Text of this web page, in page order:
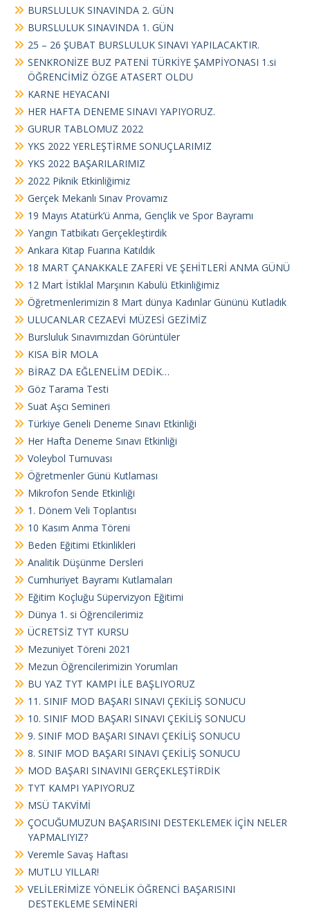
BURSLULUK SINAVINDA 2. GÜN
BURSLULUK SINAVINDA 1. GÜN
25 – 26 ŞUBAT BURSLULUK SINAVI YAPILACAKTIR.
SENKRONİZE BUZ PATENİ TÜRKİYE ŞAMPİYONASI 1.si
ÖĞRENCİMİZ ÖZGE ATASERT OLDU
KARNE HEYACANI
HER HAFTA DENEME SINAVI YAPIYORUZ.
GURUR TABLOMUZ 2022
YKS 2022 YERLEŞTİRME SONUÇLARIMIZ
YKS 2022 BAŞARILARIMIZ
2022 Piknik Etkinliğimiz
Gerçek Mekanlı Sınav Provamız
19 Mayıs Atatürk’ü Anma, Gençlik ve Spor Bayramı
Yangın Tatbikatı Gerçekleştirdik
Ankara Kitap Fuarına Katıldık
18 MART ÇANAKKALE ZAFERİ VE ŞEHİTLERİ ANMA GÜNÜ
12 Mart İstiklal Marşının Kabulü Etkinliğimiz
Öğretmenlerimizin 8 Mart dünya Kadınlar Gününü Kutladık
ULUCANLAR CEZAEVİ MÜZESİ GEZİMİZ
Bursluluk Sınavımızdan Görüntüler
KISA BİR MOLA
BİRAZ DA EĞLENELİM DEDİK…
Göz Tarama Testi
Suat Aşcı Semineri
Türkiye Geneli Deneme Sınavı Etkinliği
Her Hafta Deneme Sınavı Etkinliği
Voleybol Turnuvası
Öğretmenler Günü Kutlaması
Mikrofon Sende Etkinliği
1. Dönem Veli Toplantısı
10 Kasım Anma Töreni
Beden Eğitimi Etkinlikleri
Analitik Düşünme Dersleri
Cumhuriyet Bayramı Kutlamaları
Eğitim Koçluğu Süpervizyon Eğitimi
Dünya 1. si Öğrencilerimiz
ÜCRETSİZ TYT KURSU
Mezuniyet Töreni 2021
Mezun Öğrencilerimizin Yorumları
BU YAZ TYT KAMPI İLE BAŞLIYORUZ
11. SINIF MOD BAŞARI SINAVI ÇEKİLİŞ SONUCU
10. SINIF MOD BAŞARI SINAVI ÇEKİLİŞ SONUCU
9. SINIF MOD BAŞARI SINAVI ÇEKİLİŞ SONUCU
8. SINIF MOD BAŞARI SINAVI ÇEKİLİŞ SONUCU
MOD BAŞARI SINAVINI GERÇEKLEŞTİRDİK
TYT KAMPI YAPIYORUZ
MSÜ TAKVİMİ
ÇOCUĞUMUZUN BAŞARISINI DESTEKLEMEK İÇİN NELER
YAPMALIYIZ?
Veremle Savaş Haftası
MUTLU YILLAR!
VELİLERİMİZE YÖNELİK ÖĞRENCİ BAŞARISINI
DESTEKLEME SEMİNERİ